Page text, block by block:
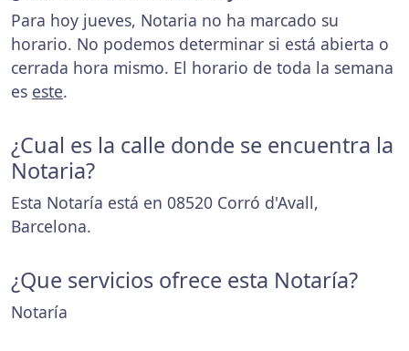
Para hoy jueves, Notaria no ha marcado su
horario. No podemos determinar si está abierta o
cerrada hora mismo. El horario de toda la semana
es este.
¿Cual es la calle donde se encuentra la
Notaria?
Esta Notaría está en 08520 Corró d'Avall,
Barcelona.
¿Que servicios ofrece esta Notaría?
Notaría